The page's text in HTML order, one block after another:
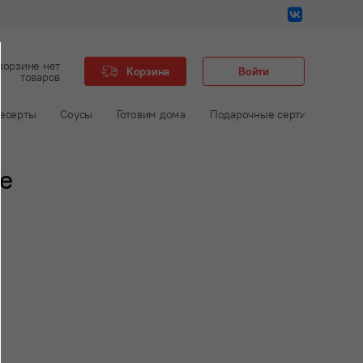
нет
товаров Корзина Войти
Соусы Готовим дома Подарочные сертификаты